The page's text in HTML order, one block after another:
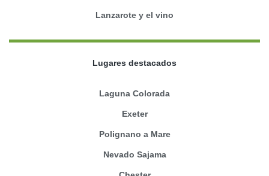
Lanzarote y el vino
Lugares destacados
Laguna Colorada
Exeter
Polignano a Mare
Nevado Sajama